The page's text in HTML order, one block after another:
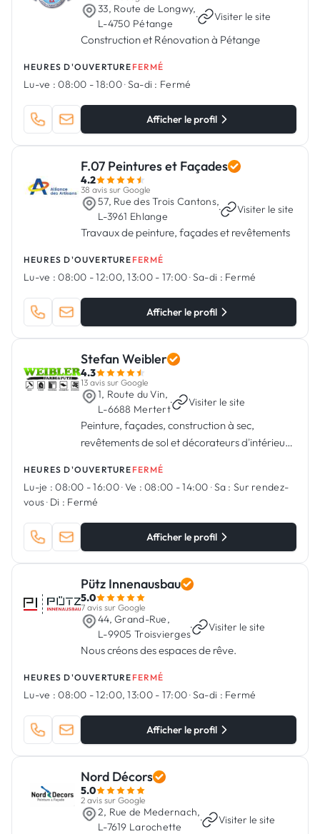
33, Route de Longwy,
L-4750 Pétange
· Visiter le site
Construction et Rénovation à Pétange
HEURES D'OUVERTURE FERMÉ
Lu-ve : 08:00 - 18:00·Sa-di : Fermé
Afficher le profil
F.07 Peintures et Façades
4.2
38 avis sur Google
57, Rue des Trois Cantons,
L-3961 Ehlange
· Visiter le site
Travaux de peinture, façades et revêtements
HEURES D'OUVERTURE FERMÉ
Lu-ve : 08:00 - 12:00, 13:00 - 17:00·Sa-di : Fermé
Afficher le profil
Stefan Weibler
4.3
13 avis sur Google
1, Route du Vin,
L-6688 Mertert
· Visiter le site
Peinture, façades, construction à sec,
revêtements de sol et décorateurs d'intérieur
HEURES D'OUVERTURE FERMÉ
Lu-je : 08:00 - 16:00·Ve : 08:00 - 14:00·Sa : Sur rendez-
vous· Di : Fermé
Afficher le profil
Pütz Innenausbau
5.0
7 avis sur Google
44, Grand-Rue,
L-9905 Troisvierges
· Visiter le site
Nous créons des espaces de rêve.
HEURES D'OUVERTURE FERMÉ
Lu-ve : 08:00 - 12:00, 13:00 - 17:00·Sa-di : Fermé
Afficher le profil
Nord Décors
5.0
2 avis sur Google
2, Rue de Medernach,
L-7619 Larochette
· Visiter le site